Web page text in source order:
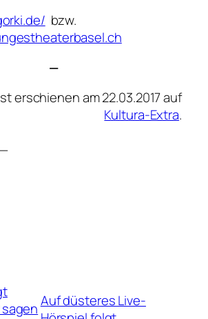
bzw.
—
erschienen am 22.03.2017 auf
Kultura-Extra.
Auf düsteres Live-